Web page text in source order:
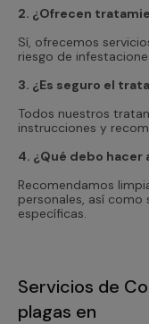
2. ¿Ofrecen
Sí, ofrecemos
riesgo de
3. ¿Es seguro el
Todos nuestros
instrucciones y
4. ¿Qué debo
Recomendamos
personales, así como
específicas.
Servicios de
plagas en